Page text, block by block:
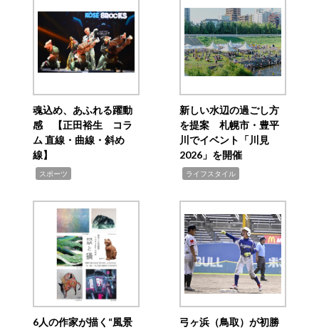
魂込め、あふれる躍動
感 【正田裕生 コラ
ム 直線・曲線・斜め
線】
スポーツ
新しい水辺の過ごし方
を提案 札幌市・豊平
川でイベント「川見
2026」を開催
ライフスタイル
6人の作家が描く“風景
弓ヶ浜（鳥取）が初勝